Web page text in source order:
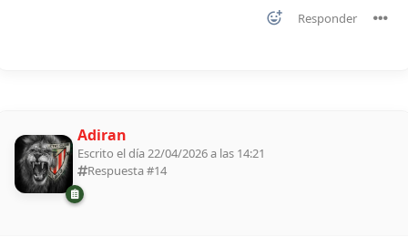
Responder
Adiran
Escrito el día 22/04/2026 a las 14:21
Respuesta #14